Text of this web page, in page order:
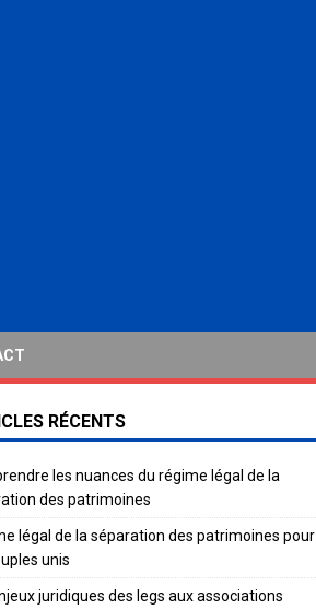
RÉCENTS
les nuances du régime légal de la
des patrimoines
légal de la séparation des patrimoines pour
unis
juridiques des legs aux associations